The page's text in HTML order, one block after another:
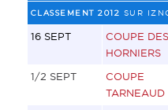
CLASSEMENT 2012 SUR
16 SEPT
COUPE
HORNIERS
1/2 SEPT
COUPE
TARNEAUD